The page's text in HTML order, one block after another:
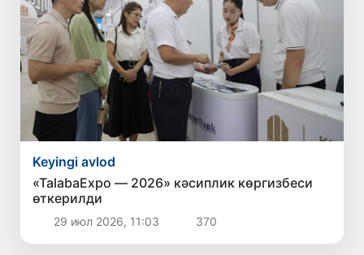
Keyingi avlod
«TalabaExpo — 2026» кәсиплик көргизбеси
өткерилди
29 июл 2026, 11:03 370